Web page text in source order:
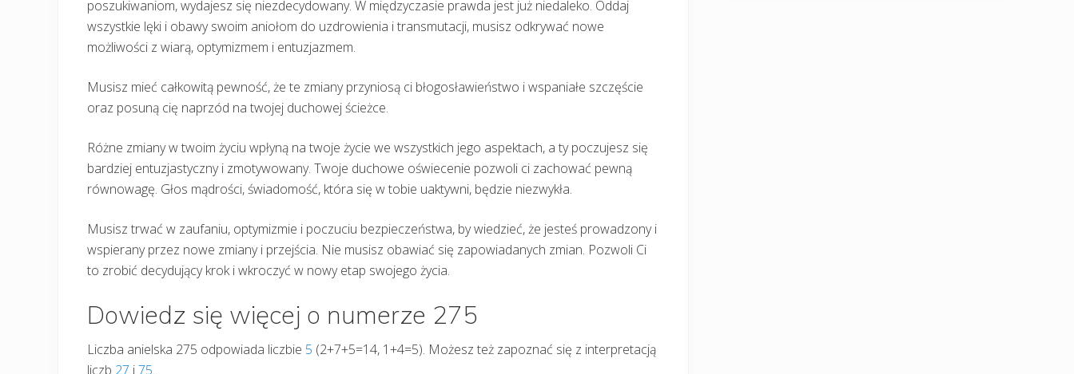
poszukiwaniom, wydajesz się niezdecydowany. W międzyczasie prawda jest już niedaleko. Oddaj
wszystkie lęki i obawy swoim aniołom do uzdrowienia i transmutacji, musisz odkrywać nowe
możliwości z wiarą, optymizmem i entuzjazmem.
Musisz mieć całkowitą pewność, że te zmiany przyniosą ci błogosławieństwo i wspaniałe szczęście
oraz posuną cię naprzód na twojej duchowej ścieżce.
Różne zmiany w twoim życiu wpłyną na twoje życie we wszystkich jego aspektach, a ty poczujesz się
bardziej entuzjastyczny i zmotywowany. Twoje duchowe oświecenie pozwoli ci zachować pewną
równowagę. Głos mądrości, świadomość, która się w tobie uaktywni, będzie niezwykła.
Musisz trwać w zaufaniu, optymizmie i poczuciu bezpieczeństwa, by wiedzieć, że jesteś prowadzony i
wspierany przez nowe zmiany i przejścia. Nie musisz obawiać się zapowiadanych zmian. Pozwoli Ci
to zrobić decydujący krok i wkroczyć w nowy etap swojego życia.
Dowiedz się więcej o numerze 275
Liczba anielska 275 odpowiada liczbie 5 (2+7+5=14, 1+4=5). Możesz też zapoznać się z interpretacją
liczb 27 i75.